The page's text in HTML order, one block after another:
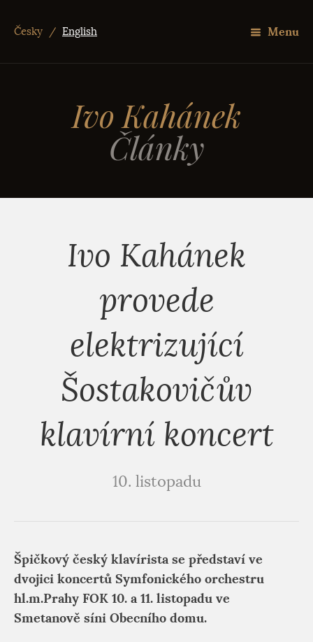
Menu
Česky / English
Ivo Kahánek
Články
Ivo Kahánek
provede
elektrizující
Šostakovičův
klavírní koncert
10. listopadu
Špičkový český klavírista se představí ve
dvojici koncertů Symfonického orchestru
hl.m.Prahy FOK 10. a 11. listopadu ve
Smetanově síni Obecního domu.